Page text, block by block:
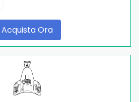
Acquista Ora